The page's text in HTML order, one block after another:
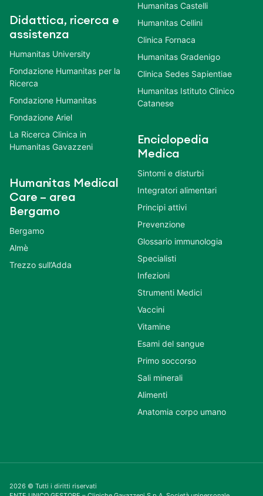
Didattica, ricerca e
assistenza
Humanitas University
Fondazione Humanitas per la
Ricerca
Fondazione Humanitas
Fondazione Ariel
La Ricerca Clinica in
Humanitas Gavazzeni
Humanitas Medical
Care – area
Bergamo
Bergamo
Almè
Trezzo sull’Adda
Humanitas Castelli
Humanitas Cellini
Clinica Fornaca
Humanitas Gradenigo
Clinica Sedes Sapientiae
Humanitas Istituto Clinico
Catanese
Enciclopedia
Medica
Sintomi e disturbi
Integratori alimentari
Principi attivi
Prevenzione
Glossario immunologia
Specialisti
Infezioni
Strumenti Medici
Vaccini
Vitamine
Esami del sangue
Primo soccorso
Sali minerali
Alimenti
Anatomia corpo umano
2026 © Tutti i diritti riservati